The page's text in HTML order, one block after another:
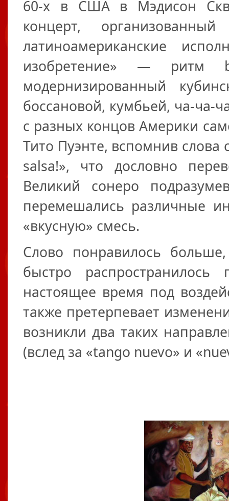
60-х в США в Мэдисон
концерт,
латиноамериканские
изобретение» —
модернизированный
боссановой, кумбьей, ча-ча-
с разных концов Америки
Тито Пуэнте, вспомнив слова
salsa!», что дословно
Великий сонеро
перемешались различные
«вкусную» смесь.
Слово понравилось
быстро
настоящее время под
также претерпевает
возникли два таких
(вслед за «tango nuevo» и